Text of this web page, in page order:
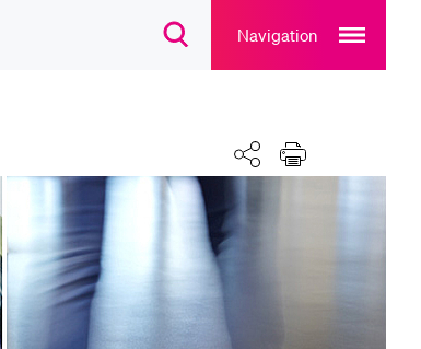
SuchdialogNavigation
main
navigation
Kalender
Teilen Drucken